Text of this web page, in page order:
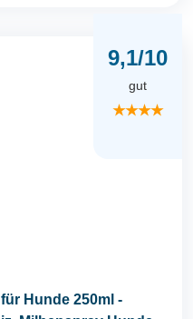
9,1/10
gut
★★★★
Hunde 250ml -